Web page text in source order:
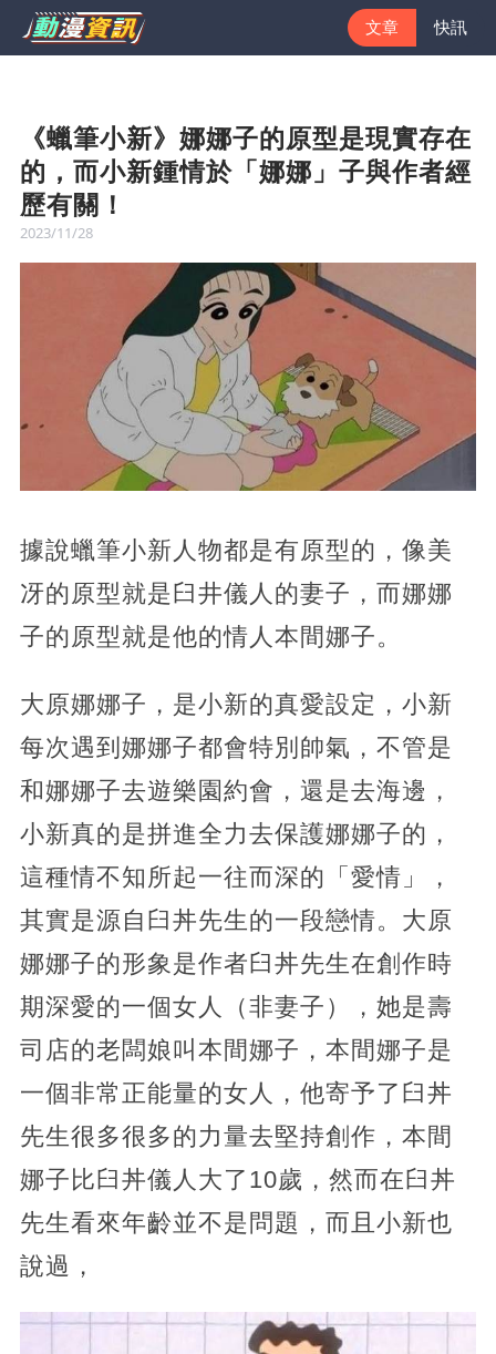
文章 快訊
《蠟筆小新》娜娜子的原型是現實存在
的，而小新鍾情於「娜娜」子與作者經
歷有關！
2023/11/28
據說蠟筆小新人物都是有原型的，像美
冴的原型就是臼井儀人的妻子，而娜娜
子的原型就是他的情人本間娜子。
大原娜娜子，是小新的真愛設定，小新
每次遇到娜娜子都會特別帥氣，不管是
和娜娜子去遊樂園約會，還是去海邊，
小新真的是拼進全力去保護娜娜子的，
這種情不知所起一往而深的「愛情」，
其實是源自臼丼先生的一段戀情。大原
娜娜子的形象是作者臼丼先生在創作時
期深愛的一個女人（非妻子），她是壽
司店的老闆娘叫本間娜子，本間娜子是
一個非常正能量的女人，他寄予了臼丼
先生很多很多的力量去堅持創作，本間
娜子比臼丼儀人大了10歲，然而在臼丼
先生看來年齡並不是問題，而且小新也
說過，